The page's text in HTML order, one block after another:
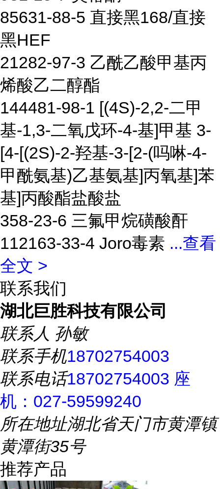
85631-88-5 直接黑168/直接
黑HEF
21282-97-3 乙酰乙酸甲基丙
烯酸乙二醇酯
144481-98-1 [(4S)-2,2-二甲
基-1,3-二氧戊环-4-基]甲基 3-
[4-[(2S)-2-羟基-3-[2-(吗啉-4-
甲酰氨基)乙基氨基]丙氧基]苯
基]丙酸酯盐酸盐
358-23-6 三氟甲烷磺酸酐
112163-33-4 Joro毒素 ...查看
全文 >
联系我们
湖北巨胜科技有限公司
联系人 孙敏
联系手机18702754003
联系电话18702754003 座
机：027-59599240
所在地址湖北省天门市黄潭镇
黄潭街35号
推荐产品